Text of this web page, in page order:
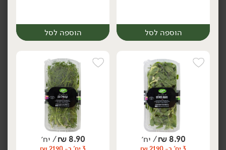
יח׳ יח׳
8.90
₪/ יח׳
מנטה קקאו
8.90
₪/ יח׳
3 יח' ב- 21.90 ₪
מנטה תפוח
הוספה לסל
יח׳
הוספה לסל
יח׳
8.90
₪/ יח׳ 8.90
₪/ יח׳